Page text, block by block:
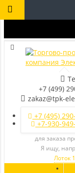
+7 (499)
zakaz@tpk-
+7 (495)
+7-930-
для заказа
Я ищу,
Лоток